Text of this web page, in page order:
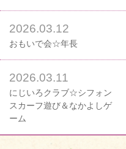
2026.03.12
おもいで会☆年長
2026.03.11
にじいろクラブ☆シフォン
スカーフ遊び＆なかよしゲ
ーム